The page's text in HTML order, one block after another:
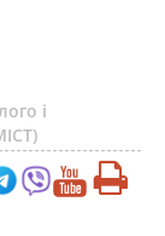
і